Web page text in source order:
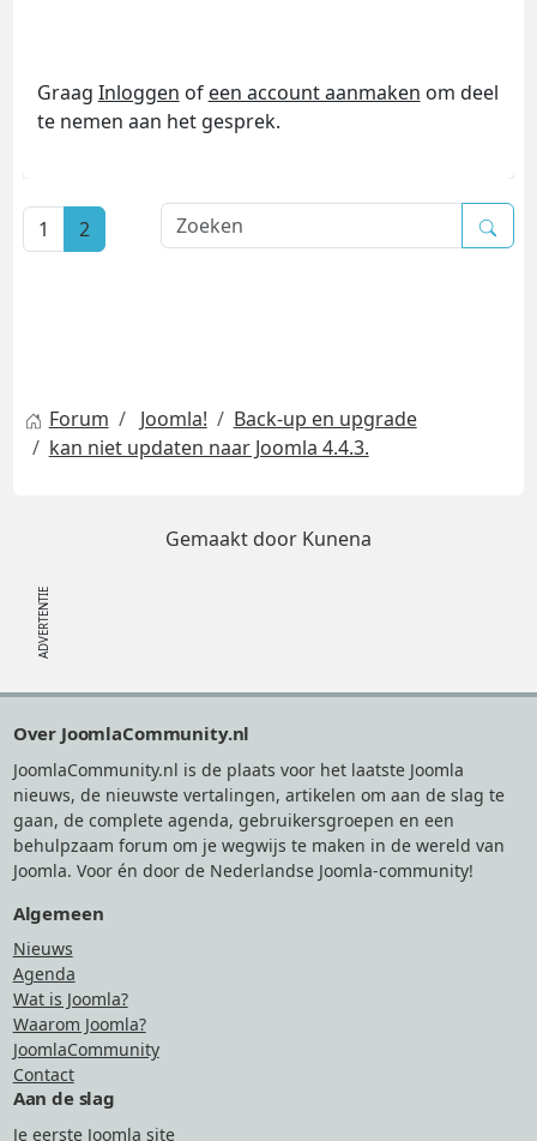
Graag Inloggen of een account aanmaken om deel
te nemen aan het gesprek.
1 2
Forum Joomla!
Back-up en upgrade
kan niet updaten naar Joomla 4.4.3.
Gemaakt door Kunena
Over JoomlaCommunity.nl
JoomlaCommunity.nl is de plaats voor het laatste Joomla
nieuws, de nieuwste vertalingen, artikelen om aan de slag te
gaan, de complete agenda, gebruikersgroepen en een
behulpzaam forum om je wegwijs te maken in de wereld van
Joomla. Voor én door de Nederlandse Joomla-community!
Algemeen
Nieuws
Agenda
Wat is Joomla?
Waarom Joomla?
JoomlaCommunity
Contact
Aan de slag
Je eerste Joomla site